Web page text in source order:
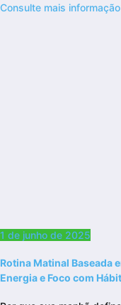
Consulte mais informação
1 de junho de 2025
Rotina Matinal Baseada
Energia e Foco com